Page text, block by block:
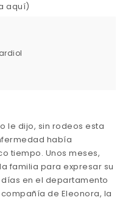
aquí)
le dijo, sin rodeos esta
había
tiempo. Unos meses,
familia para expresar su
en el departamento
de Eleonora, la